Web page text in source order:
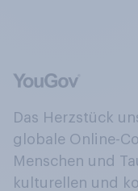
Das Herzstück
globale Online-
Menschen und
kulturellen und